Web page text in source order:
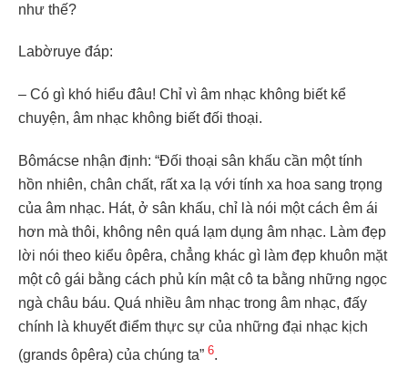
như thế?
Labờruye đáp:
– Có gì khó hiểu đâu! Chỉ vì âm nhạc không biết kể
chuyện, âm nhạc không biết đối thoại.
Bômácse nhận định: “Đối thoại sân khấu cần một tính
hồn nhiên, chân chất, rất xa lạ với tính xa hoa sang trọng
của âm nhạc. Hát, ở sân khấu, chỉ là nói một cách êm ái
hơn mà thôi, không nên quá lạm dụng âm nhạc. Làm đẹp
lời nói theo kiểu ôpêra, chẳng khác gì làm đẹp khuôn mặt
một cô gái bằng cách phủ kín mật cô ta bằng những ngọc
ngà châu báu. Quá nhiều âm nhạc trong âm nhạc, đấy
chính là khuyết điểm thực sự của những đại nhạc kịch
(grands ôpêra) của chúng ta” 6.